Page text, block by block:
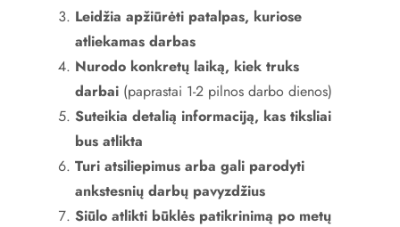
Leidžia apžiūrėti patalpas, kuriose
atliekamas darbas
Nurodo konkretų laiką, kiek truks
darbai (paprastai 1-2 pilnos darbo dienos)
Suteikia detalią informaciją, kas tiksliai
bus atlikta
Turi atsiliepimus arba gali parodyti
ankstesnių darbų pavyzdžius
Siūlo atlikti būklės patikrinimą po metų